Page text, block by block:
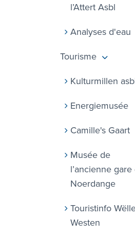
l’Attert Asbl
Analyses d'eau
Tourisme
Kulturmillen
Energiemusée
Camille's Gaart
Musée de
l’ancienne
Noerdange
Touristinfo
Westen